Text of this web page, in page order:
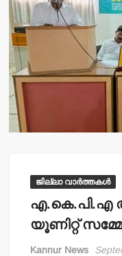
ജില്ലാ വാർത്തകൾ
എ.കെ.പി.എ
യൂണിറ്റ്
Kannur News